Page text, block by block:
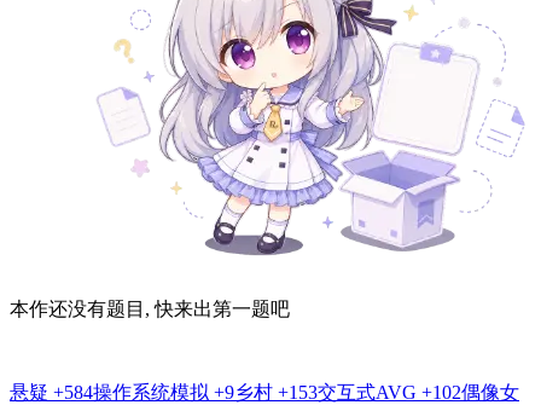
本作还没有题目, 快来出第一题吧
悬疑 +584操作系统模拟 +9乡村 +153交互式AVG +102偶像女